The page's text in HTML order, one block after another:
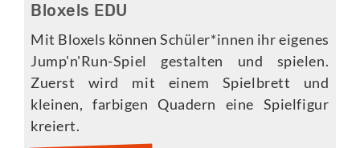
Bloxels EDU
Mit Bloxels können Schüler*innen ihr eigenes
Jump'n'Run-Spiel gestalten und spielen.
Zuerst wird mit einem Spielbrett und
kleinen, farbigen Quadern eine Spielfigur
kreiert.